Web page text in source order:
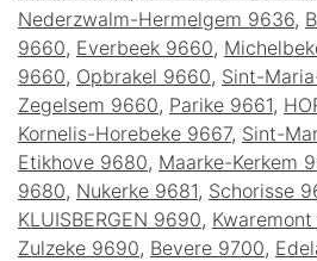
Nederzwalm-Hermelgem 9636,
9660, Everbeek 9660,
9660, Opbrakel 9660, Sint-
Zegelsem 9660, Parike 9661,
Kornelis-Horebeke 9667, Sint-
Etikhove 9680, Maarke-Kerkem
9680, Nukerke 9681, Schorisse
KLUISBERGEN 9690,
Zulzeke 9690, Bevere 9700,